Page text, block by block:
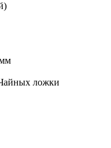
ложки